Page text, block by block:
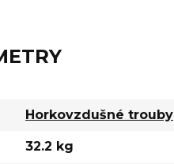
Horkovzdušné trouby
32.2 kg